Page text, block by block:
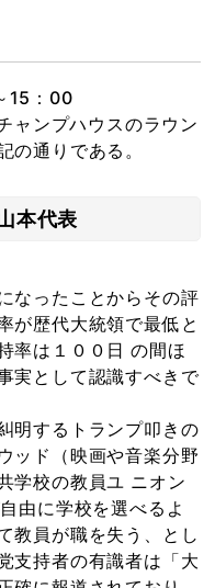
15：00
ャンプハウスのラウン
の通りである。
代表
なったことからその評
が歴代大統領で最低と
率は１００日 の間ほ
実として認識すべきで
明するトランプ叩きの
ッド（映画や音楽分野
学校の教員ユ ニオン
由に学校を選べるよ
教員が職を失う、とし
支持者の有識者は「大